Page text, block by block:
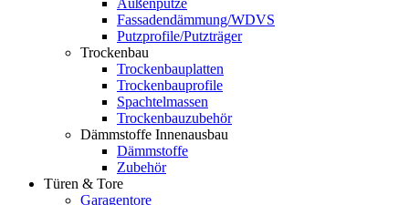
Außenputze
Fassadendämmung/WDVS
Putzprofile/Putzträger
Trockenbau
Trockenbauplatten
Trockenbauprofile
Spachtelmassen
Trockenbauzubehör
Dämmstoffe Innenausbau
Dämmstoffe
Zubehör
Türen & Tore
Garagentore